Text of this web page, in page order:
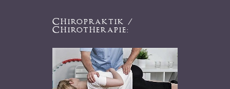
Chiropraktik /
Chirotherapie: